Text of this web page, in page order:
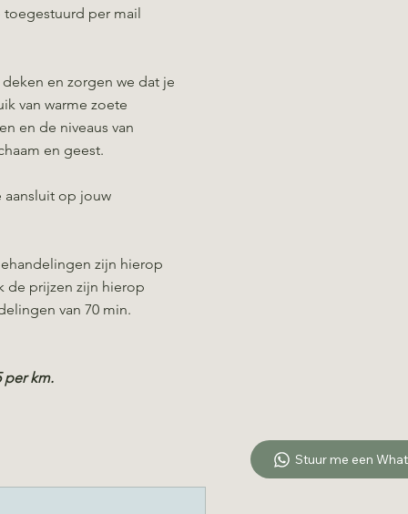
toegestuurd per mail
en zorgen we dat je
van warme zoete
en de niveaus van
en geest.
op jouw
zijn hierop
de prijzen zijn hierop
van 70 min.
per km.
Stuur me een